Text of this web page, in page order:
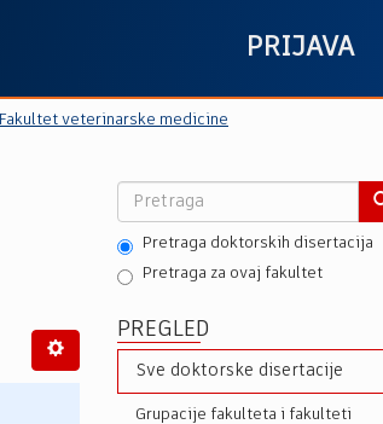
PRIJAVA
Fakultet veterinarske medicine
Pretraga doktorskih disertacija
Pretraga za ovaj fakultet
PREGLED
Sve doktorske disertacije
Grupacije fakulteta i fakulteti